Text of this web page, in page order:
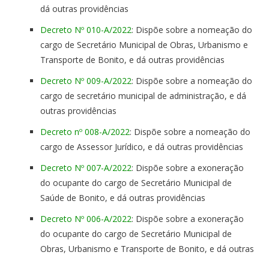
dá outras providências
Decreto Nº 010-A/2022: Dispõe sobre a nomeação do
cargo de Secretário Municipal de Obras, Urbanismo e
Transporte de Bonito, e dá outras providências
Decreto Nº 009-A/2022: Dispõe sobre a nomeação do
cargo de secretário municipal de administração, e dá
outras providências
Decreto nº 008-A/2022: Dispõe sobre a nomeação do
cargo de Assessor Jurídico, e dá outras providências
Decreto Nº 007-A/2022: Dispõe sobre a exoneração
do ocupante do cargo de Secretário Municipal de
Saúde de Bonito, e dá outras providências
Decreto Nº 006-A/2022: Dispõe sobre a exoneração
do ocupante do cargo de Secretário Municipal de
Obras, Urbanismo e Transporte de Bonito, e dá outras